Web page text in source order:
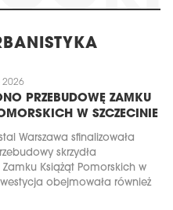
2026
PRZEBUDOWĘ ZAMKU
W SZCZECINIE
Warszawa sfinalizowała
skrzydła
Książąt Pomorskich w
obejmowała również